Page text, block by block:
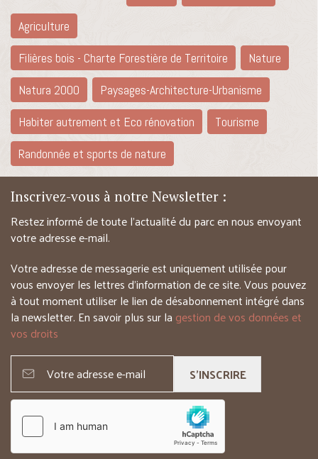
Agriculture
Filières bois - Charte Forestière de Territoire
Nature
Natura 2000
Paysages-Architecture-Urbanisme
Habiter autrement et Eco rénovation
Tourisme
Randonnée et sports de nature
Inscrivez-vous à notre Newsletter :
Restez informé de toute l’actualité du parc en nous envoyant
votre adresse e-mail.
Votre adresse de messagerie est uniquement utilisée pour
vous envoyer les lettres d’information de ce site. Vous pouvez
à tout moment utiliser le lien de désabonnement intégré dans
la newsletter. En savoir plus sur la gestion de vos données et
vos droits
S'INSCRIRE